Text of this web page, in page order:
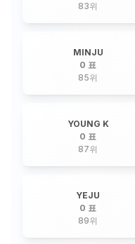
83위
MINJU
0 표
85위
YOUNG K
0 표
87위
YEJU
0 표
89위